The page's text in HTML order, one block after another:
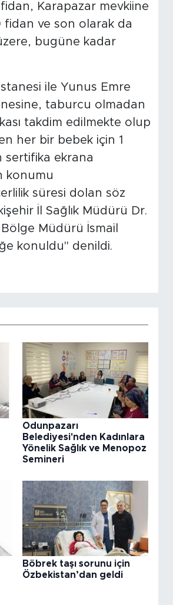
Karapazar mevkiine
fidan ve son olarak da
bugüne kadar
ile Yunus Emre
taburcu olmadan
takdim edilmekte olup
her bir bebek için 1
sertifika ekrana
konumu
süresi dolan söz
İl Sağlık Müdürü Dr.
Müdürü İsmail
konuldu" denildi.
Odunpazarı
Belediyesi'nden Kadınlara
Yönelik Sağlık ve Menopoz
Semineri
Böbrek taşı sorunu için
Özbekistan’dan geldi